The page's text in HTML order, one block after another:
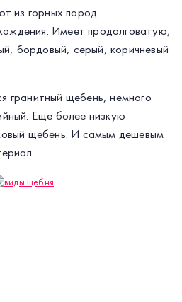
из горных пород
Имеет продолговатую,
бордовый, серый, коричневый
гранитный щебень, немного
Еще более низкую
щебень. И самым дешевым